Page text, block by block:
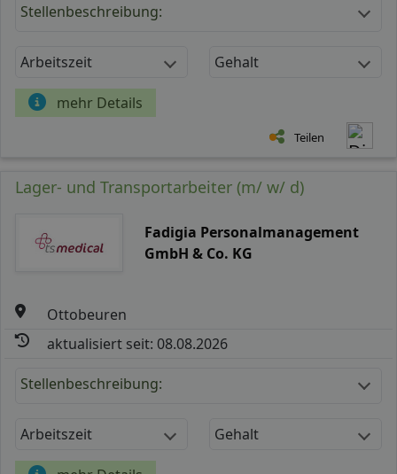
Stellenbeschreibung:
Arbeitszeit Gehalt
mehr Details
Teilen
Lager- und Transportarbeiter (m/ w/ d)
Fadigia Personalmanagement
GmbH & Co. KG
Ottobeuren
aktualisiert seit: 08.08.2026
Stellenbeschreibung:
Arbeitszeit Gehalt